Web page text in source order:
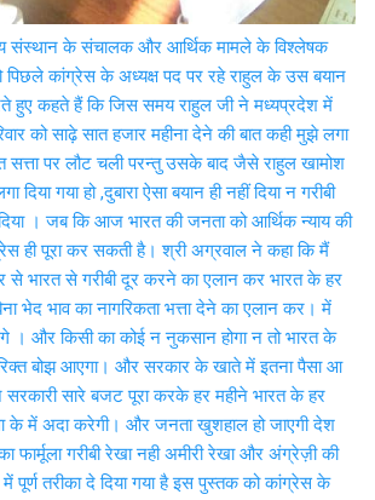
संस्थान के संचालक और आर्थिक मामले के विश्लेषक
पिछले कांग्रेस के अध्यक्ष पद पर रहे राहुल के उस बयान
हुए कहते हैं कि जिस समय राहुल जी ने मध्यप्रदेश में
को साढ़े सात हजार महीना देने की बात कही मुझे लगा
सत्ता पर लौट चली परन्तु उसके बाद जैसे राहुल खामोश
दिया गया हो ,दुबारा ऐसा बयान ही नहीं दिया न गरीबी
। जब कि आज भारत की जनता को आर्थिक न्याय की
ही पूरा कर सकती है। श्री अग्रवाल ने कहा कि मैं
से भारत से गरीबी दूर करने का एलान कर भारत के हर
भेद भाव का नागरिकता भत्ता देने का एलान कर। में
। और किसी का कोई न नुकसान होगा न तो भारत के
बोझ आएगा। और सरकार के खाते में इतना पैसा आ
सारे बजट पूरा करके हर महीने भारत के हर
के में अदा करेगी। और जनता खुशहाल हो जाएगी देश
फार्मूला गरीबी रेखा नही अमीरी रेखा और अंग्रेज़ी की
तरीका दे दिया गया है इस पुस्तक को कांग्रेस के